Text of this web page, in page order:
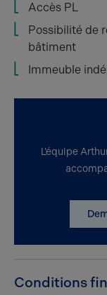
Accès PL
Possibilité de
bâtiment
Immeuble
L’équipe
Conditions